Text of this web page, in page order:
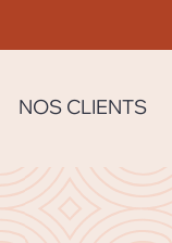
NOS CLIENTS